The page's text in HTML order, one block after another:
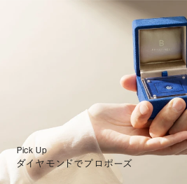
Pick Up
ダイヤモンドでプロポーズ